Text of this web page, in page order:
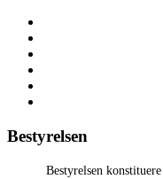
Bestyrelsen
Bestyrelsen